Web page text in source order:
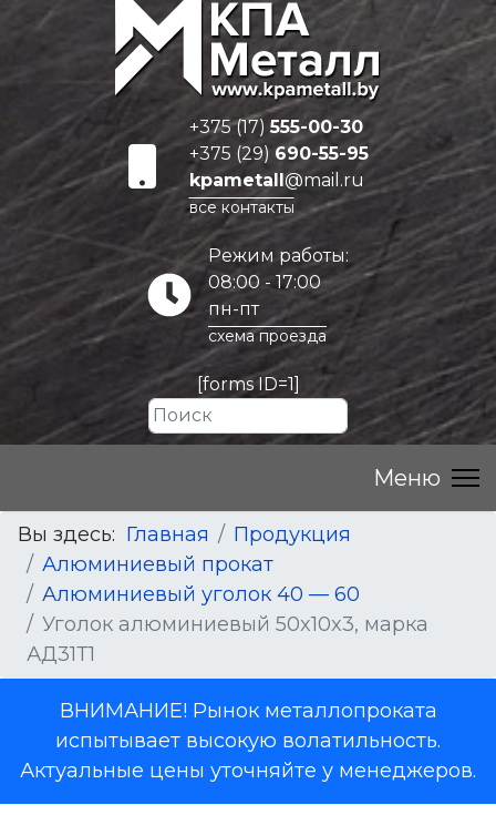
+375 (17)555-00-30
+375 (29) 690-55-95
kpametall@mail.ru
все контакты
Режим работы:
08:00 - 17:00
пн-пт
схема проезда
[forms ID=1]
Вы здесь: Главная
Продукция
Алюминиевый прокат
Алюминиевый уголок 40 — 60
Уголок алюминиевый 50x10x3, марка
АД31Т1
ВНИМАНИЕ! Рынок металлопроката
испытывает высокую волатильность.
Актуальные цены уточняйте у менеджеров.